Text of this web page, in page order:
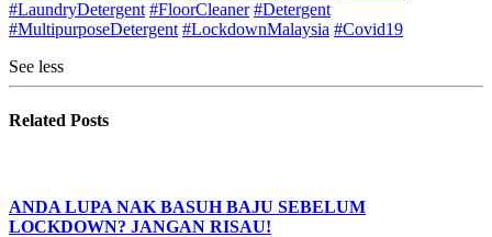
#LaundryDetergent #FloorCleaner #Detergent
#MultipurposeDetergent #LockdownMalaysia #Covid19
See less
Related Posts
ANDA LUPA NAK BASUH BAJU SEBELUM
LOCKDOWN? JANGAN RISAU!